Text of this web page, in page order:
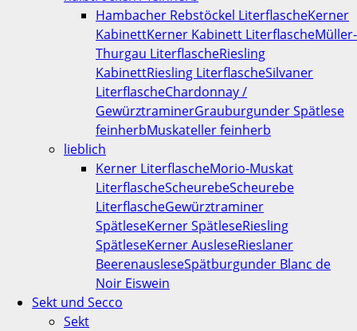
Hambacher Rebstöckel LiterflascheKerner
KabinettKerner Kabinett LiterflascheMüller-
Thurgau LiterflascheRiesling
KabinettRiesling LiterflascheSilvaner
LiterflascheChardonnay /
GewürztraminerGrauburgunder Spätlese
feinherbMuskateller feinherb
lieblich
Kerner LiterflascheMorio-Muskat
LiterflascheScheurebeScheurebe
LiterflascheGewürztraminer
SpätleseKerner SpätleseRiesling
SpätleseKerner AusleseRieslaner
BeerenausleseSpätburgunder Blanc de
Noir Eiswein
Sekt und Secco
Sekt